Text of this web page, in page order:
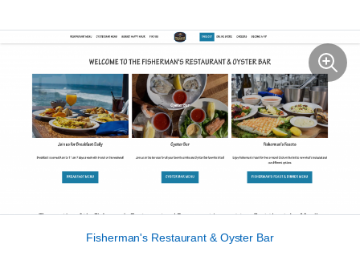
Fisherman's Restaurant & Oyster Bar